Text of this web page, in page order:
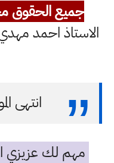
جميع الحقوق
الاستاذ احمد
انتهى
مهم لك عزيزي